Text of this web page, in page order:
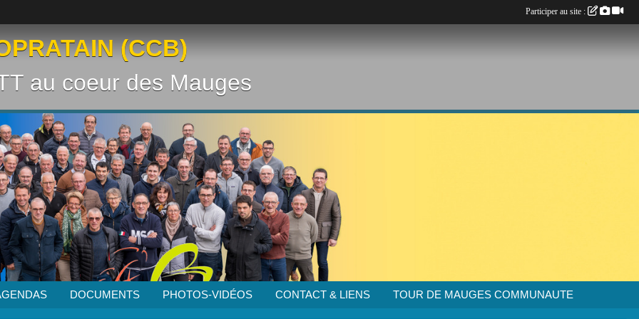
(CCB)
au coeur des Mauges
DOCUMENTS PHOTOS-VIDÉOS CONTACT & LIENS TOUR DE MAUGES COMMUNAUTE
Participer au site :